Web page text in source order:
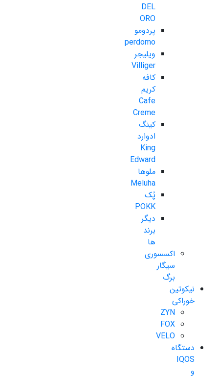
DEL
ORO
پردومو
perdomo
ویلیجر
Villiger
کافه
کریم
Cafe
Creme
کینگ
ادوارد
King
Edward
ملوها
Meluha
پُک
POKK
دیگر
برند
ها
اکسسوری
سیگار
برگ
نیکوتین
خوراکی
ZYN
FOX
VELO
دستگاه
IQOS
و